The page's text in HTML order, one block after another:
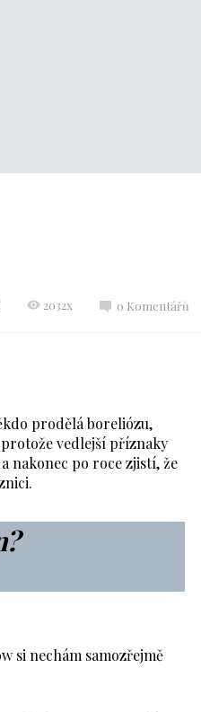
2032x 0 Komentářů
prodělá boreliózu,
vedlejší příznaky
nakonec po roce zjistí, že
si nechám samozřejmě